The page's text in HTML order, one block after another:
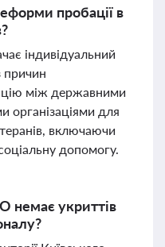
пробації в
індивідуальний
причин
між державними
організаціями для
включаючи
допомогу.
немає укриттів